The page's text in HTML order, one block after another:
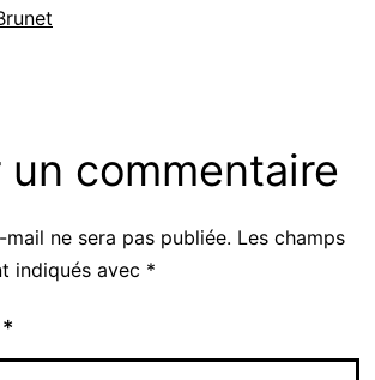
un commentaire
ne sera pas publiée. Les champs
indiqués avec *
*